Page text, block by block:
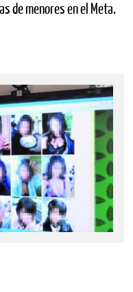
de menores en el Meta.